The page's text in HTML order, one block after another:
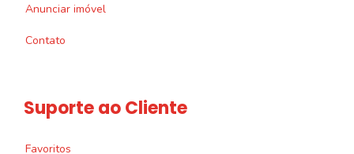
Anunciar imóvel
Contato
Suporte ao Cliente
Favoritos